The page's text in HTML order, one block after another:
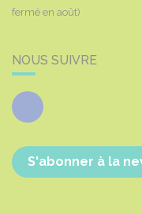
fermé en août)
NOUS SUIVRE
Facebook
S'abonner à la